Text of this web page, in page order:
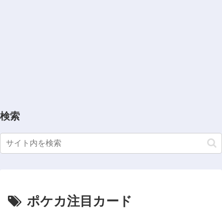
検索
ポケカ注目カード